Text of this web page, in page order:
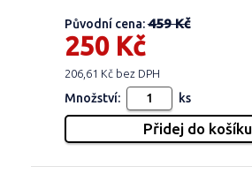
Původní cena:459 Kč
250 Kč
206,61 Kč bez DPH
Množství: ks